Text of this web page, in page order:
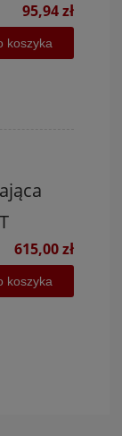
95,94 zł
koszyka
615,00 zł
koszyka